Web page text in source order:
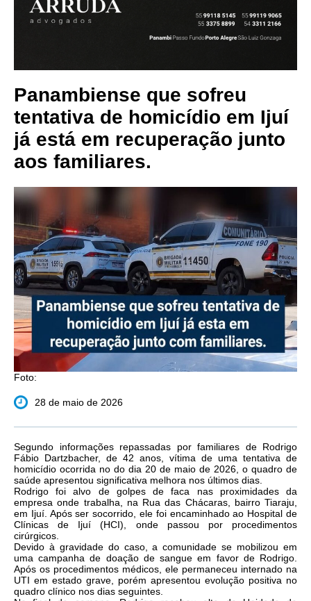
Panambiense que sofreu
tentativa de homicídio em Ijuí
já está em recuperação junto
aos familiares.
Foto:
28 de maio de 2026
Segundo informações repassadas por familiares de Rodrigo
Fábio Dartzbacher, de 42 anos, vítima de uma tentativa de
homicídio ocorrida no do dia 20 de maio de 2026, o quadro de
saúde apresentou significativa melhora nos últimos dias.
Rodrigo foi alvo de golpes de faca nas proximidades da
empresa onde trabalha, na Rua das Chácaras, bairro Tiaraju,
em Ijuí. Após ser socorrido, ele foi encaminhado ao Hospital de
Clínicas de Ijuí (HCI), onde passou por procedimentos
cirúrgicos.
Devido à gravidade do caso, a comunidade se mobilizou em
uma campanha de doação de sangue em favor de Rodrigo.
Após os procedimentos médicos, ele permaneceu internado na
UTI em estado grave, porém apresentou evolução positiva no
quadro clínico nos dias seguintes.